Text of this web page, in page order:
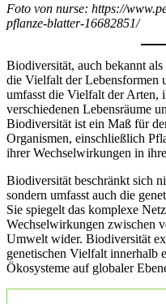
Foto von nurse: https://
pflanze-blatter-16682851/
Biodiversität, auch bekannt
die Vielfalt der Lebensformen
umfasst die Vielfalt der Arten,
verschiedenen Lebensräume
Biodiversität ist ein Maß für
Organismen, einschließlich
ihrer Wechselwirkungen in
Biodiversität beschränkt sich
sondern umfasst auch die
Sie spiegelt das komplexe
Wechselwirkungen zwischen
Umwelt wider. Biodiversität
genetischen Vielfalt innerhalb
Ökosysteme auf globaler